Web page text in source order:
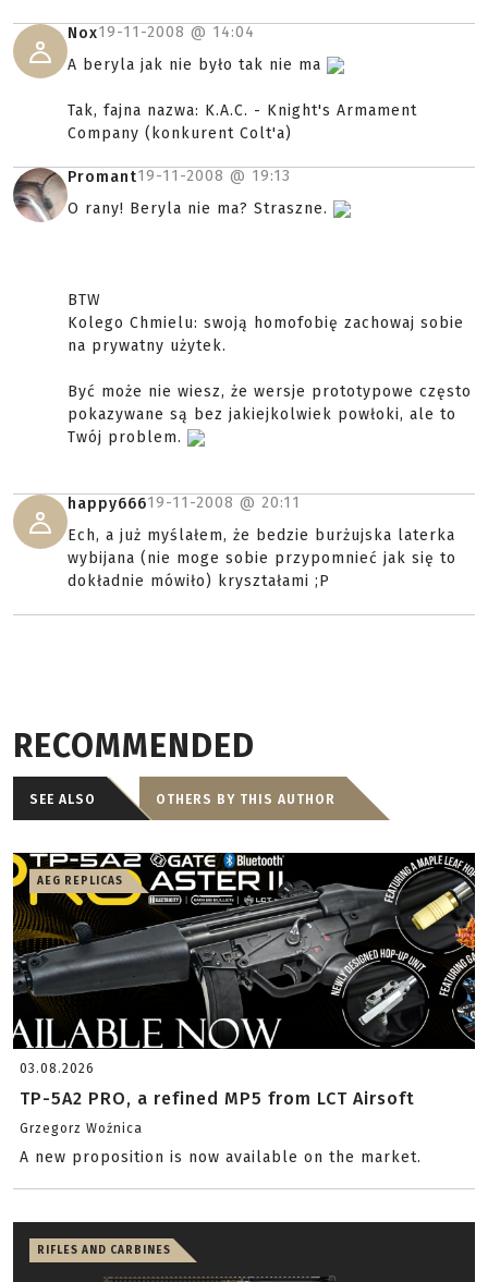
Nox19-11-2008 @ 14:04
A beryla jak nie było tak nie ma
Tak, fajna nazwa: K.A.C. - Knight's Armament
Company (konkurent Colt'a)
Promant19-11-2008 @ 19:13
O rany! Beryla nie ma? Straszne.
BTW
Kolego Chmielu: swoją homofobię zachowaj sobie
na prywatny użytek.
Być może nie wiesz, że wersje prototypowe często
pokazywane są bez jakiejkolwiek powłoki, ale to
Twój problem.
happy66619-11-2008 @ 20:11
Ech, a już myślałem, że bedzie burżujska laterka
wybijana (nie moge sobie przypomnieć jak się to
dokładnie mówiło) kryształami ;P
RECOMMENDED
SEE ALSO OTHERS BY THIS AUTHOR
AEG REPLICAS
03.08.2026
TP-5A2 PRO, a refined MP5 from LCT Airsoft
Grzegorz Woźnica
A new proposition is now available on the market.
RIFLES AND CARBINES